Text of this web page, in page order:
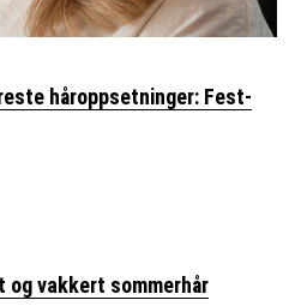
håroppsetninger: Fest-
vakkert sommerhår